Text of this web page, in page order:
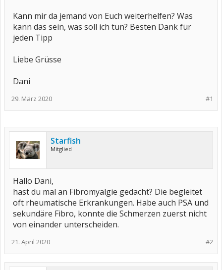
Kann mir da jemand von Euch weiterhelfen? Was
kann das sein, was soll ich tun? Besten Dank für
jeden Tipp
Liebe Grüsse
Dani
#1
29. März 2020
Starfish
Mitglied
Hallo Dani,
hast du mal an Fibromyalgie gedacht? Die begleitet
oft rheumatische Erkrankungen. Habe auch PSA und
sekundäre Fibro, konnte die Schmerzen zuerst nicht
von einander unterscheiden.
#2
21. April 2020